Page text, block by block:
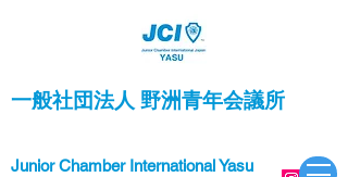
一般社団法人 野洲青年会議所
Junior Chamber International Yasu